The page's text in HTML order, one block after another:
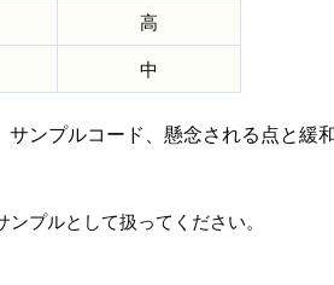
高
中
ンプルコード、懸念される点と緩
プルとして扱ってください。